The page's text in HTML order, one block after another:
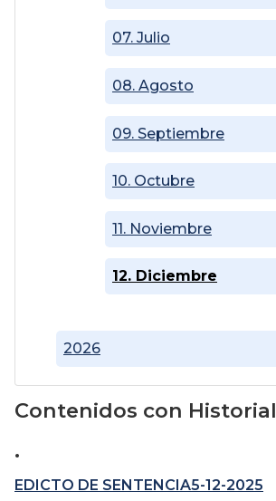
07. Julio
08. Agosto
09. Septiembre
10. Octubre
11. Noviembre
12. Diciembre
2026
Contenidos con Historial
.
EDICTO DE SENTENCIA5-12-2025